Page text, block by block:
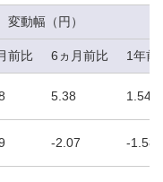
変動幅（円）
前比 6ヵ月前比 1年前
5.38 1.54
-2.07 -1.58